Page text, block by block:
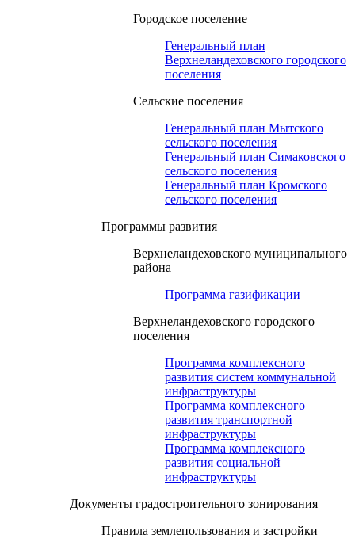
Городское поселение
Генеральный план
Верхнеландеховского городского
поселения
Сельские поселения
Генеральный план Мытского
сельского поселения
Генеральный план Симаковского
сельского поселения
Генеральный план Кромского
сельского поселения
Программы развития
Верхнеландеховского муниципального
района
Программа газификации
Верхнеландеховского городского
поселения
Программа комплексного
развития систем коммунальной
инфраструктуры
Программа комплексного
развития транспортной
инфраструктуры
Программа комплексного
развития социальной
инфраструктуры
Документы градостроительного зонирования
Правила землепользования и застройки